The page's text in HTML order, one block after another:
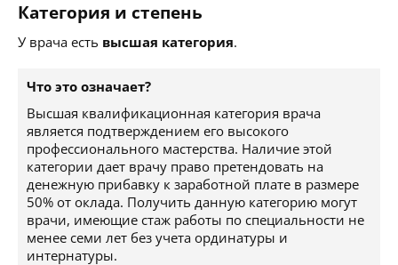
Категория и степень
У врача есть высшая категория.
Что это означает?
Высшая квалификационная категория врача
является подтверждением его высокого
профессионального мастерства. Наличие этой
категории дает врачу право претендовать на
денежную прибавку к заработной плате в размере
50% от оклада. Получить данную категорию могут
врачи, имеющие стаж работы по специальности не
менее семи лет без учета ординатуры и
интернатуры.